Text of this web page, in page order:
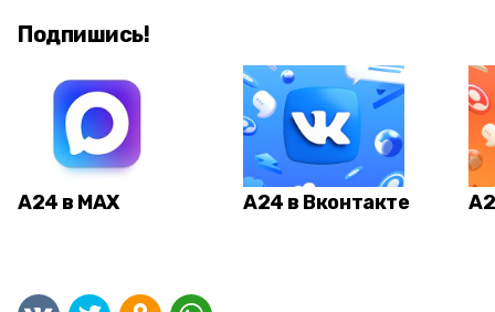
Подпишись!
А24 в MAX А24 в Вконтакте